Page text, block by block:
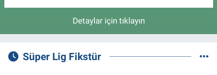
Detaylar için tıklayın
Süper Lig Fikstür